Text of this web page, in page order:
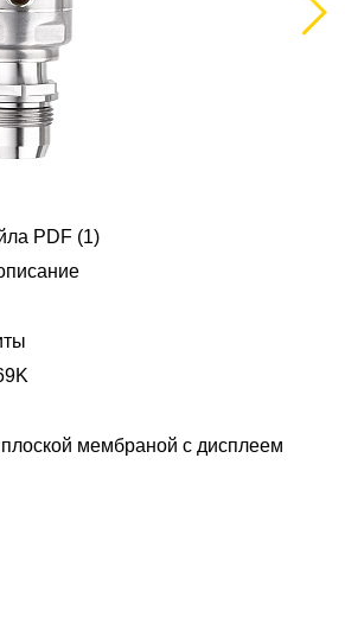
PDF (1)
мембраной с дисплеем
Next